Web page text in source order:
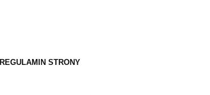
REGULAMIN STRONY